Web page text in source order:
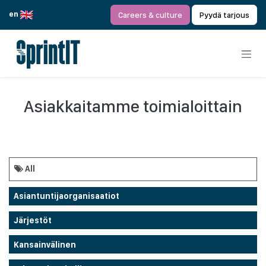
en
Careers & culture Pyydä tarjous
Asiakkaitamme toimialoittain
All
Asiantuntijaorganisaatiot
Järjestöt
Kansainvälinen